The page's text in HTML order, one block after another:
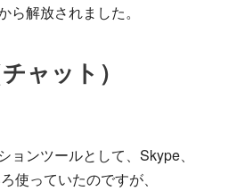
ら解放されました。
ャット）
ョンツールとして、Skype、
使っていたのですが、